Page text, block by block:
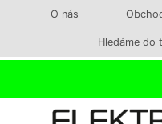
O nás
Hledáme do